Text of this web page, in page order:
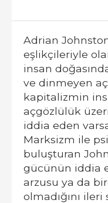
Adrian
eşlikçileriyle
insan
ve dinmeyen
kapitalizmin
açgözlülük
iddia eden
Marksizm ile
buluşturan
gücünün iddia
arzusu ya da
olmadığını ileri